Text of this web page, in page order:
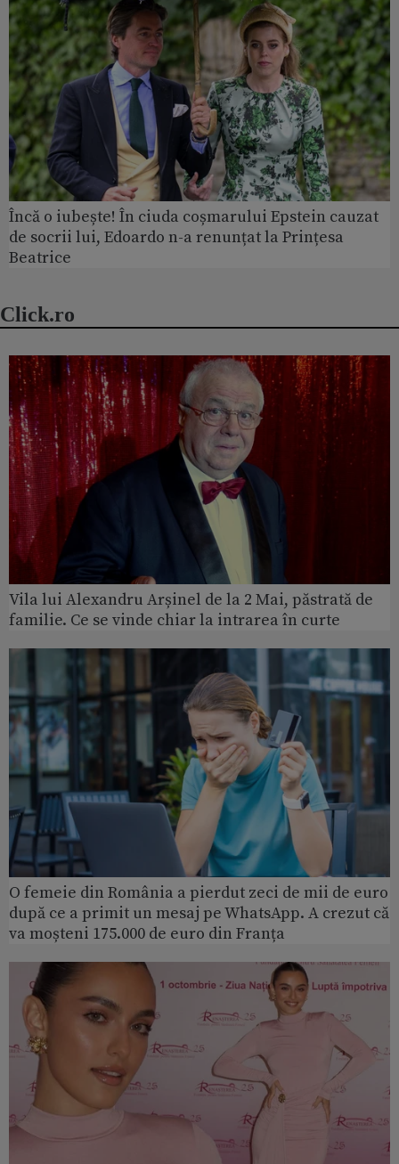
Încă o iubește! În ciuda coșmarului Epstein cauzat
de socrii lui, Edoardo n-a renunțat la Prințesa
Beatrice
Click.ro
Vila lui Alexandru Arșinel de la 2 Mai, păstrată de
familie. Ce se vinde chiar la intrarea în curte
O femeie din România a pierdut zeci de mii de euro
după ce a primit un mesaj pe WhatsApp. A crezut că
va moșteni 175.000 de euro din Franța